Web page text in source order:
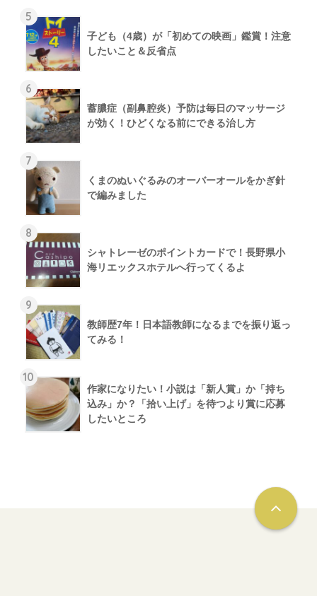
5
子ども（4歳）が「初めての映画」鑑賞！注意
したいこと＆反省点
6
蓄膿症（副鼻腔炎）予防は毎日のマッサージ
が効く！ひどくなる前にできる治し方
7
くまのぬいぐるみのオーバーオールをかぎ針
で編みました
8
シャトレーゼのポイントカードで！長野県小
海リエックスホテルへ行ってくるよ
9
教師歴7年！日本語教師になるまでを振り返っ
てみる！
10
作家になりたい！小説は「新人賞」か「持ち
込み」か？「拾い上げ」を待つより賞に応募
したいところ